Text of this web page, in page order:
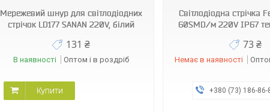
Мережевий шнур для світлодіодних
стрічок LD177 SANAN 220V, білий
131 ₴
В наявності Оптом і в роздріб
Купити
Світлодіодна стрічка
60SMD/м 220V IP67
73 ₴
Немає в наявності
+380 (73) 186-86-